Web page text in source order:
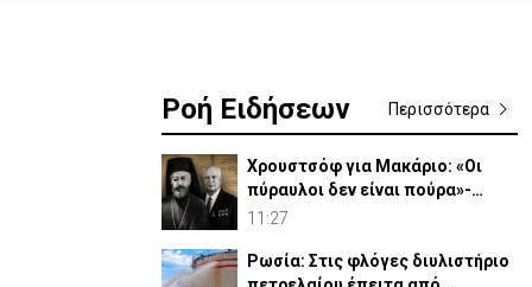
Ροή Ειδήσεων Περισσότερα
Χρουστσόφ για Μακάριο: «Οι
πύραυλοι δεν είναι πούρα»-
Αποκαλυπτικο έγγραφο 1964
11:27
Ρωσία: Στις φλόγες διυλιστήριο